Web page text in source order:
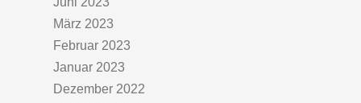
März 2023
Februar 2023
Januar 2023
Dezember 2022